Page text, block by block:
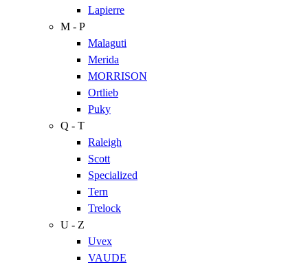
Lapierre
M - P
Malaguti
Merida
MORRISON
Ortlieb
Puky
Q - T
Raleigh
Scott
Specialized
Tern
Trelock
U - Z
Uvex
VAUDE